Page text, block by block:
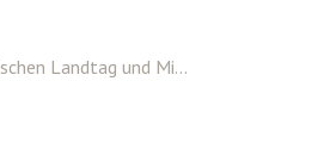
Landtag und Mi...